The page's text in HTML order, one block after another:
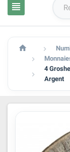

 


4
Argent